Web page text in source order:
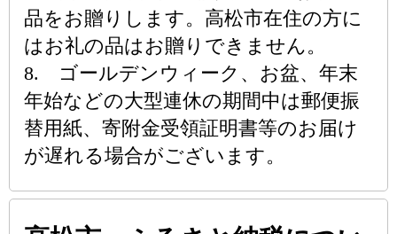
品をお贈りします。高松市在住の方に
はお礼の品はお贈りできません。
8. ゴールデンウィーク、お盆、年末
年始などの大型連休の期間中は郵便振
替用紙、寄附金受領証明書等のお届け
が遅れる場合がございます。